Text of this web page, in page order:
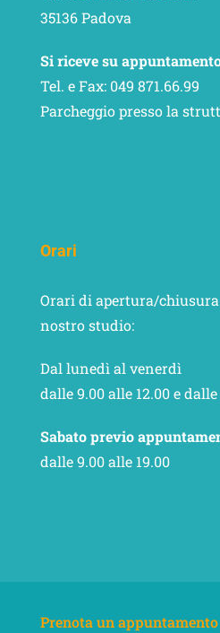
35136 Padova
Si riceve su
Tel. e Fax: 049 871.66.99
Parcheggio presso la
Orari
Orari di apertura/
nostro studio:
Dal lunedì al venerdì
dalle 9.00 alle 12.00 e dalle
Sabato previo
dalle 9.00 alle 19.00
Prenota un appuntamento